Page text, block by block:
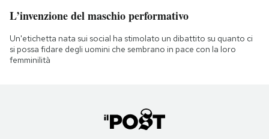
L’invenzione del maschio performativo
Un'etichetta nata sui social ha stimolato un dibattito su quanto ci
si possa fidare degli uomini che sembrano in pace con la loro
femminilità